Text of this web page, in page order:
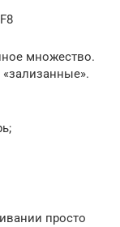
множество.
просто